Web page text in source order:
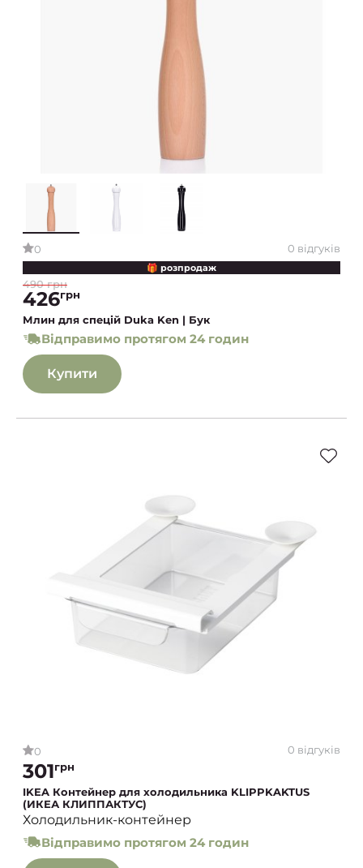
0 0 відгуків
🎁 розпродаж
490 грн
426грн
Млин для спецій Duka Ken | Бук
Відправимо протягом 24 годин
Купити
0 0 відгуків
301грн
IKEA Контейнер для холодильника KLIPPKAKTUS
(ИКЕА КЛИППАКТУС)
Холодильник-контейнер
Відправимо протягом 24 годин